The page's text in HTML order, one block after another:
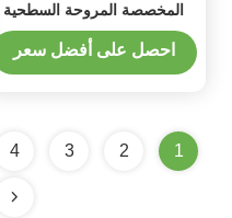
المخصصة المروحة السطحية
الكبيرة للمصنع
احصل على أفضل سعر
1
2
3
4